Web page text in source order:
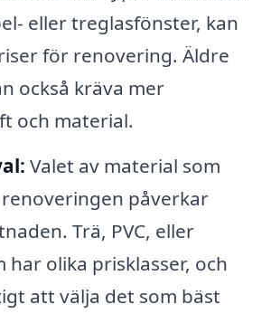
eller treglasfönster, kan
för renovering. Äldre
också kräva mer
och material.
Valet av material som
påverkar
Trä, PVC, eller
har olika prisklasser, och
att välja det som bäst